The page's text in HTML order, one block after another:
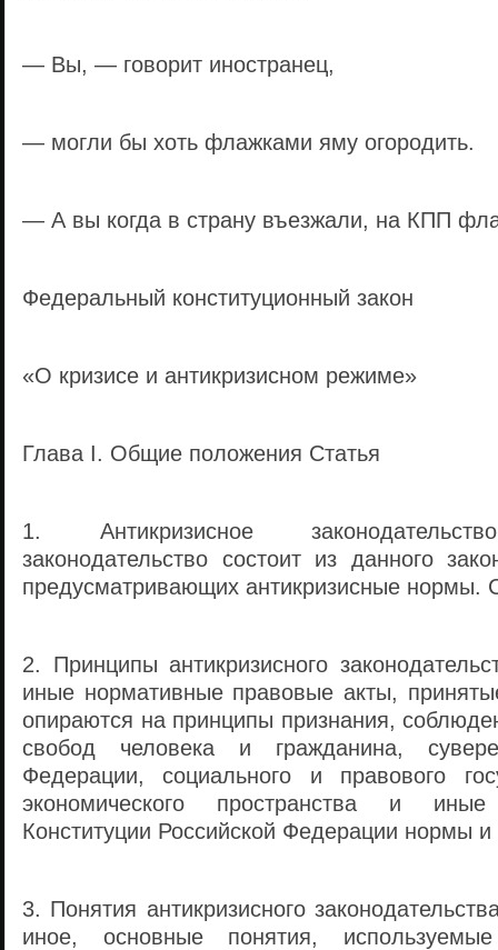
— Вы, — говорит иностранец,
— могли бы хоть флажками яму огородить.
— А вы когда в страну въезжали, на КПП
Федеральный конституционный закон
«О кризисе и антикризисном режиме»
Глава I. Общие положения Статья
1. Антикризисное
законодательство состоит из данного
предусматривающих антикризисные нормы.
2. Принципы антикризисного
иные нормативные правовые акты,
опираются на принципы признания,
свобод человека и гражданина,
Федерации, социального и правового
экономического пространства и
Конституции Российской Федерации нормы
3. Понятия антикризисного
иное, основные понятия,